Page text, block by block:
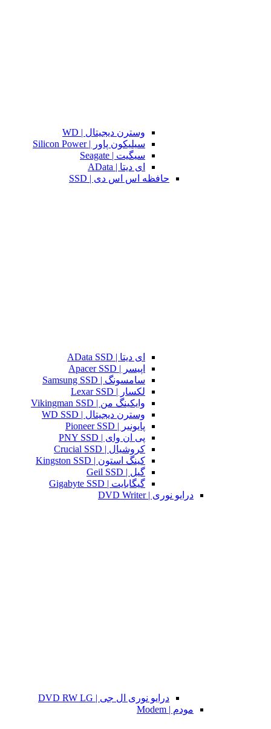
وسترن دیجیتال | WD
سیلیکون پاور | Silicon Power
سیگیت | Seagate
ای دیتا | AData
حافظه اس اس دی | SSD
ای دیتا | AData SSD
اپیسر | Apacer SSD
سامسونگ | Samsung SSD
لکسار | Lexar SSD
وایکینگ من | Vikingman SSD
وسترن دیجیتال | WD SSD
پایونیر | Pioneer SSD
پی ان وای | PNY SSD
کروشیال | Crucial SSD
کینگ استون | Kingston SSD
گیل | Geil SSD
گیگابایت | Gigabyte SSD
درایو نوری | DVD Writer
درایو نوری ال جی | DVD RW LG
مودم | Modem